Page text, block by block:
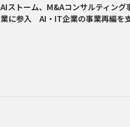
AIストーム、M&Aコンサルティング
業に参入 AI・IT企業の事業再編を